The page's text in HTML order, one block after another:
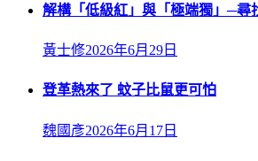
解構「低級紅」與「極端獨」─尋
黃士修2026年6月29日
登革熱來了 蚊子比鼠更可怕
魏國彥2026年6月17日